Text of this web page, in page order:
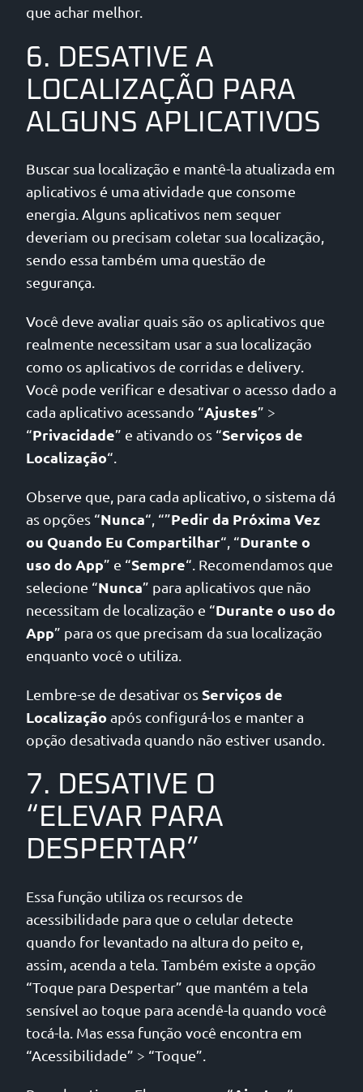
que achar melhor.
6. DESATIVE A
LOCALIZAÇÃO PARA
ALGUNS APLICATIVOS
Buscar sua localização e mantê-la atualizada em
aplicativos é uma atividade que consome
energia. Alguns aplicativos nem sequer
deveriam ou precisam coletar sua localização,
sendo essa também uma questão de
segurança.
Você deve avaliar quais são os aplicativos que
realmente necessitam usar a sua localização
como os aplicativos de corridas e delivery.
Você pode verificar e desativar o acesso dado a
cada aplicativo acessando “Ajustes” >
“Privacidade” e ativando os “Serviços de
Localização“.
Observe que, para cada aplicativo, o sistema dá
as opções “Nunca“, “”Pedir da Próxima Vez
ou Quando Eu Compartilhar“, “Durante o
uso do App” e “Sempre“. Recomendamos que
selecione “Nunca” para aplicativos que não
necessitam de localização e “Durante o uso do
App” para os que precisam da sua localização
enquanto você o utiliza.
Lembre-se de desativar osServiços de
Localização após configurá-los e manter a
opção desativada quando não estiver usando.
7. DESATIVE O
“ELEVAR PARA
DESPERTAR”
Essa função utiliza os recursos de
acessibilidade para que o celular detecte
quando for levantado na altura do peito e,
assim, acenda a tela. Também existe a opção
“Toque para Despertar” que mantém a tela
sensível ao toque para acendê-la quando você
tocá-la. Mas essa função você encontra em
“Acessibilidade” > “Toque”.